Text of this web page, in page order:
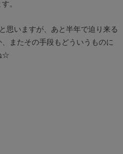
。
思いますが、あと半年で迫り来る
またその手段もどういうものに
☆